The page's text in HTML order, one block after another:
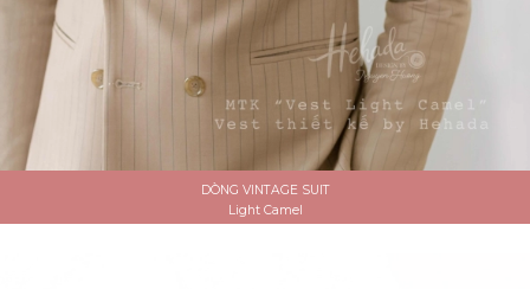
DÒNG VINTAGE SUIT
Light Camel